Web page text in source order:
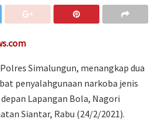
Simalungun, menangkap dua
penyalahgunaan narkoba jenis
Lapangan Bola, Nagori
Siantar, Rabu (24/2/2021).